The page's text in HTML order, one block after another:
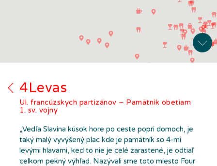
4Levas
Ul. francúzskych partizánov – Pamätník obetiam
1. sv. vojny
„Vedľa Slavína kúsok hore po ceste popri domoch, je
taký malý vyvýšený plac kde je pamätník so 4-mi
levými hlavami, keď to nie je celé zarastené, je odtiaľ
celkom pekný výhľad. Nazývali sme toto miesto Four